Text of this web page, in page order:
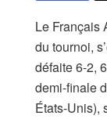
Le Français
du tournoi,
défaite 6-2,
demi-finale
États-Unis),